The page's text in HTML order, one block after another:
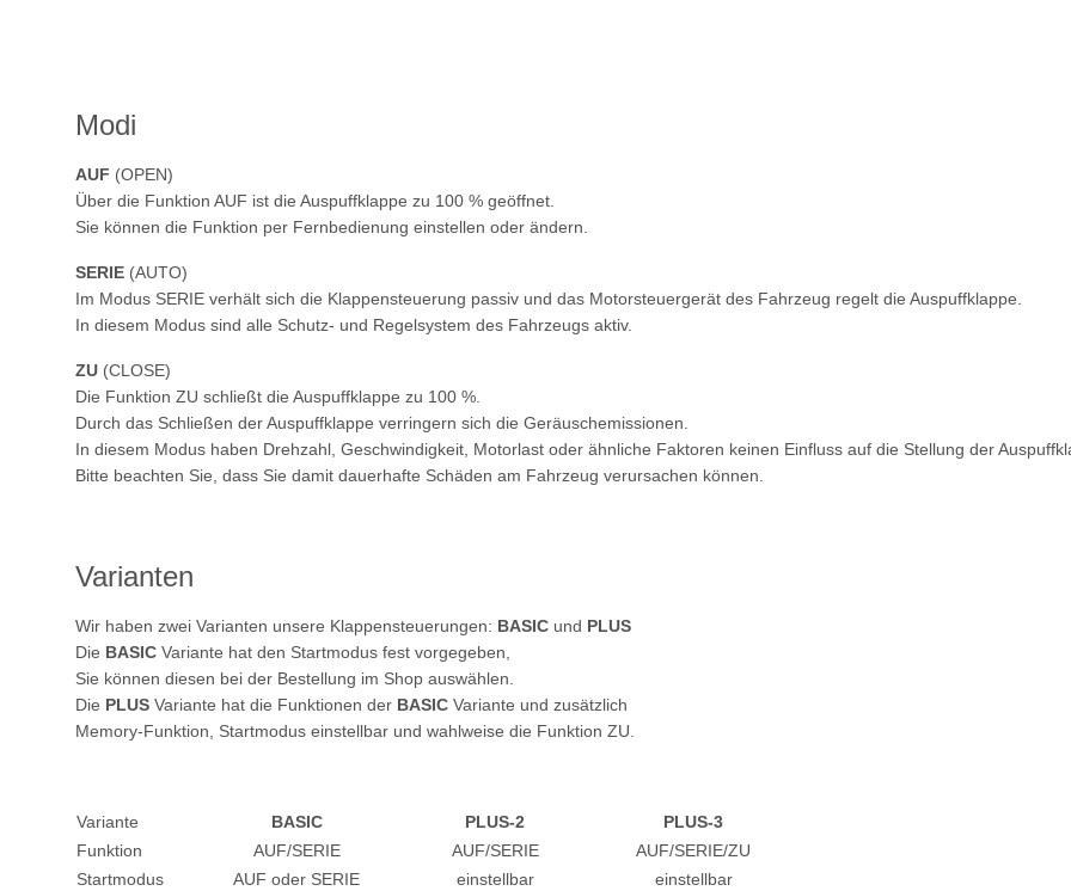
Modi
AUF (OPEN)
Über die Funktion AUF ist die Auspuffklappe zu 100 % geöffnet.
Sie können die Funktion per Fernbedienung einstellen oder ändern.
SERIE (AUTO)
Im Modus SERIE verhält sich die Klappensteuerung passiv und das Motorsteuergerät des Fahrzeug regelt die Auspuffklappe.
In diesem Modus sind alle Schutz- und Regelsystem des Fahrzeugs aktiv.
ZU (CLOSE)
Die Funktion ZU schließt die Auspuffklappe zu 100 %.
Durch das Schließen der Auspuffklappe verringern sich die Geräuschemissionen.
In diesem Modus haben Drehzahl, Geschwindigkeit, Motorlast oder ähnliche Faktoren keinen Einfluss auf die Stellung der
Bitte beachten Sie, dass Sie damit dauerhafte Schäden am Fahrzeug verursachen können.
Varianten
Wir haben zwei Varianten unsere Klappensteuerungen: BASIC und PLUS
Die BASIC Variante hat den Startmodus fest vorgegeben,
Sie können diesen bei der Bestellung im Shop auswählen.
Die PLUS Variante hat die Funktionen der BASIC Variante und zusätzlich
Memory-Funktion, Startmodus einstellbar und wahlweise die Funktion ZU.
Variante BASIC PLUS-2
PLUS-3
Funktion
AUF/SERIE AUF/SERIE
AUF/SERIE/ZU
Startmodus
AUF oder SERIE einstellbar
einstellbar